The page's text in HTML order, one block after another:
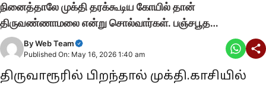
நினைத்தாலே முக்தி தரக்கூடிய கோயில் தான்
திருவண்ணாமலை என்று சொல்வார்கள். பஞ்சபூத…
ByWeb Team
Published On: May 16, 2026 1:40 am
திருவாரூரில் பிறந்தால் முக்தி.காசியில்